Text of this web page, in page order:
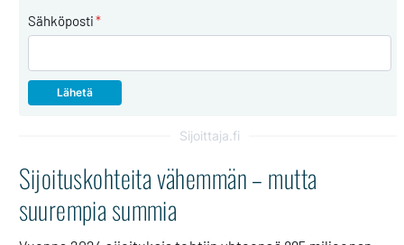
Sähköposti*
Sijoittaja.fi
Sijoituskohteita vähemmän – mutta
suurempia summia